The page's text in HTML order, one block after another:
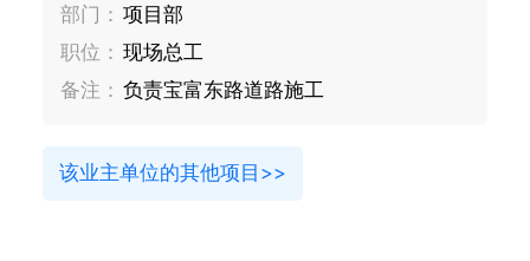
部门： 项目部
职位： 现场总工
备注： 负责宝富东路道路施工
该业主单位的其他项目>>